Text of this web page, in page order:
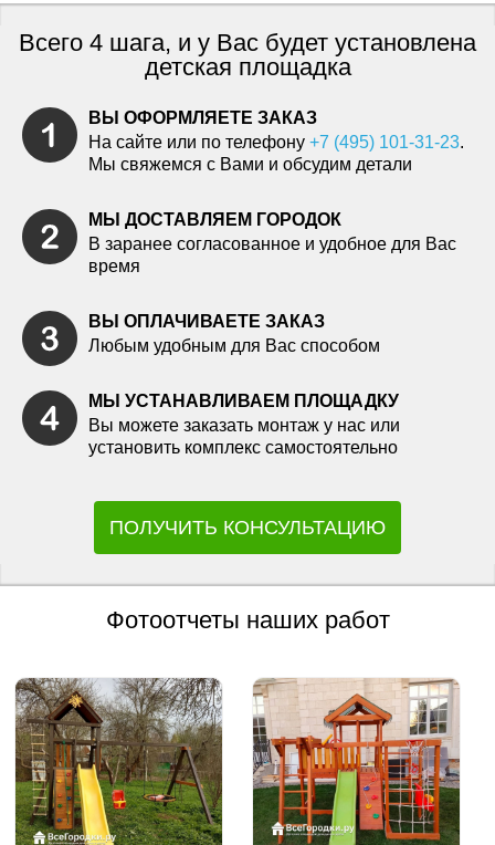
Всего 4 шага, и у Вас будет установлена
детская площадка
ВЫ ОФОРМЛЯЕТЕ ЗАКАЗ
На сайте или по телефону +7 (495) 101-31-23.
Мы свяжемся с Вами и обсудим детали
МЫ ДОСТАВЛЯЕМ ГОРОДОК
В заранее согласованное и удобное для Вас
время
ВЫ ОПЛАЧИВАЕТЕ ЗАКАЗ
Любым удобным для Вас способом
МЫ УСТАНАВЛИВАЕМ ПЛОЩАДКУ
Вы можете заказать монтаж у нас или
установить комплекс самостоятельно
ПОЛУЧИТЬ КОНСУЛЬТАЦИЮ
Фотоотчеты наших работ